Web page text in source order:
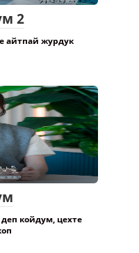
2
айтпай журдук
койдум, цехте